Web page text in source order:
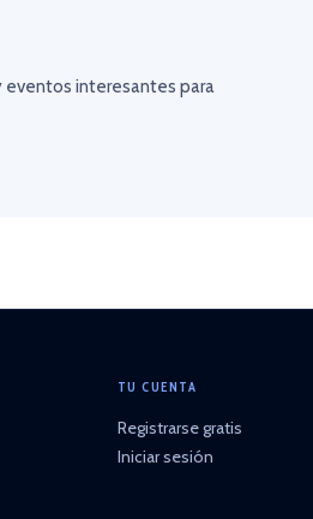
eventos interesantes para
TU CUENTA
Registrarse gratis
Iniciar sesión